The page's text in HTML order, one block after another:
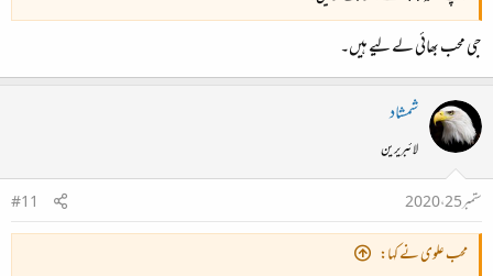
جی محب بھائی لے لیے ہیں۔
شمشاد
لائبریرین
ستمبر 25، 2020
#11
محب علوی نے کہا: